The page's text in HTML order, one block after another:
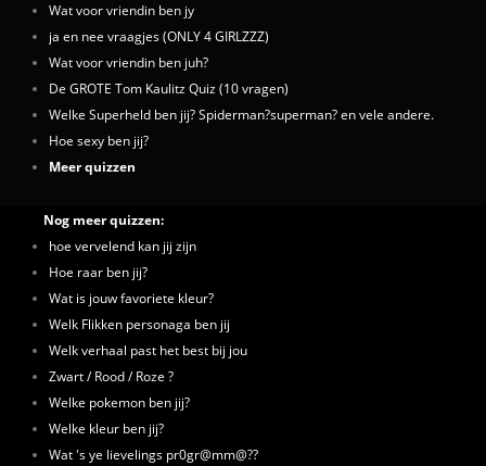
Wat voor vriendin ben jy
ja en nee vraagjes (ONLY 4 GIRLZZZ)
Wat voor vriendin ben juh?
De GROTE Tom Kaulitz Quiz (10 vragen)
Welke Superheld ben jij? Spiderman?superman? en vele andere.
Hoe sexy ben jij?
Meer quizzen
Nog meer quizzen:
hoe vervelend kan jij zijn
Hoe raar ben jij?
Wat is jouw favoriete kleur?
Welk Flikken personaga ben jij
Welk verhaal past het best bij jou
Zwart / Rood / Roze ?
Welke pokemon ben jij?
Welke kleur ben jij?
Wat 's ye lievelings pr0gr@mm@??